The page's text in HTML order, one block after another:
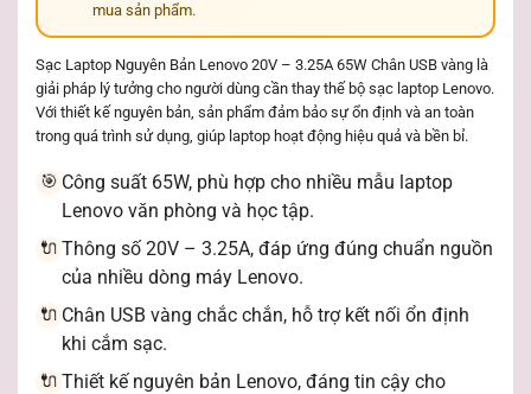
mua sản phẩm.
Sạc Laptop Nguyên Bản Lenovo 20V – 3.25A 65W Chân USB vàng là
giải pháp lý tưởng cho người dùng cần thay thế bộ sạc laptop Lenovo.
Với thiết kế nguyên bản, sản phẩm đảm bảo sự ổn định và an toàn
trong quá trình sử dụng, giúp laptop hoạt động hiệu quả và bền bỉ.
🎯 Công suất 65W, phù hợp cho nhiều mẫu laptop
Lenovo văn phòng và học tập.
🔌 Thông số 20V – 3.25A, đáp ứng đúng chuẩn nguồn
của nhiều dòng máy Lenovo.
🔌 Chân USB vàng chắc chắn, hỗ trợ kết nối ổn định
khi cắm sạc.
🔌 Thiết kế nguyên bản Lenovo, đáng tin cậy cho